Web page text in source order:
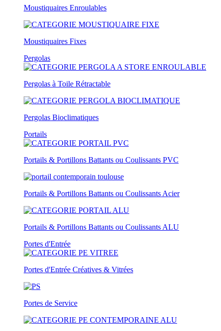
Moustiquaires Enroulables
Moustiquaires Fixes
Pergolas
Pergolas à Toile Rétractable
Pergolas Bioclimatiques
Portails
Portails & Portillons Battants ou Coulissants PVC
Portails & Portillons Battants ou Coulissants Acier
Portails & Portillons Battants ou Coulissants ALU
Portes d'Entrée
Portes d'Entrée Créatives & Vitrées
Portes de Service